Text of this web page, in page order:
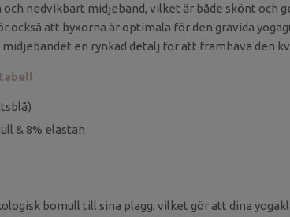
och nedvikbart midjeband, vilket är både skönt och
också att byxorna är optimala för den gravida
midjebandet en rynkad detalj för att framhäva den
& 8% elastan
bomull till sina plagg, vilket gör att dina